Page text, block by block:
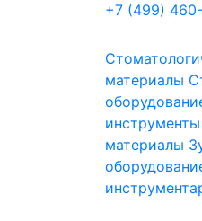
+7 (499)
материалы
инструменты
материалы